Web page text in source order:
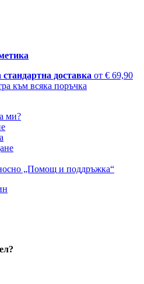
доставка от € 69,90
към всяка поръчка
ми?
„Помощ и поддръжка“